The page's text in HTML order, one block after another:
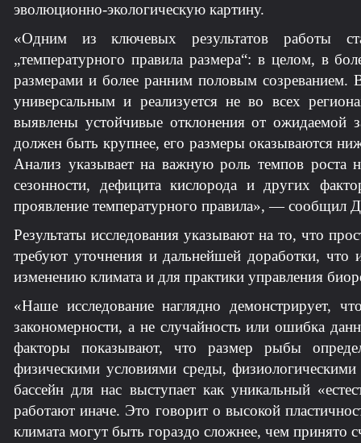
эволюционно-экологическую картину.
«Одним из ключевых результатов работы
„температурного правила размера“: в целом, в
размерами и более ранним половым созреванием.
универсальным и реализуется не во всех
выявлены устойчивые отклонения от ожидаемой
должен быть крупнее, его размеры оказываются
Анализ указывает на важную роль темпов роста
сезонности, дефицита кислорода и других
проявление температурного правила», — сообщил
Результаты исследования указывают на то, что
требуют уточнения и дальнейшей доработки, что
изменению климата и для практики управления
«Наше исследование наглядно демонстрирует,
закономерности, а не случайность или ошибка
факторы показывают, что размер рыбы
физическими условиями среды,
бассейн для нас выступает как уникальный
работают иначе. Это говорит о высокой
климата могут быть гораздо сложнее, чем